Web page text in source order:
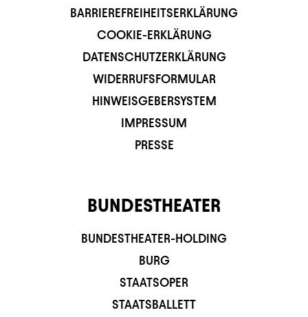
BARRIEREFREIHEITSERKLÄRUNG
COOKIE-ERKLÄRUNG
DATENSCHUTZERKLÄRUNG
WIDERRUFSFORMULAR
HINWEISGEBERSYSTEM
IMPRESSUM
PRESSE
BUNDESTHEATER
BUNDESTHEATER-HOLDING
BURG
STAATSOPER
STAATSBALLETT